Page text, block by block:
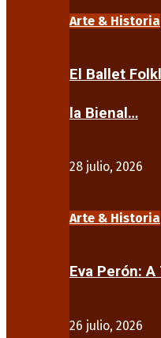
Arte & Historia
El Ballet
la Bienal…
28 julio, 2026
Arte & Historia
Eva Perón:
26 julio, 2026